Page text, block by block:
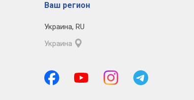
Ваш регион
Украина, RU
Украина